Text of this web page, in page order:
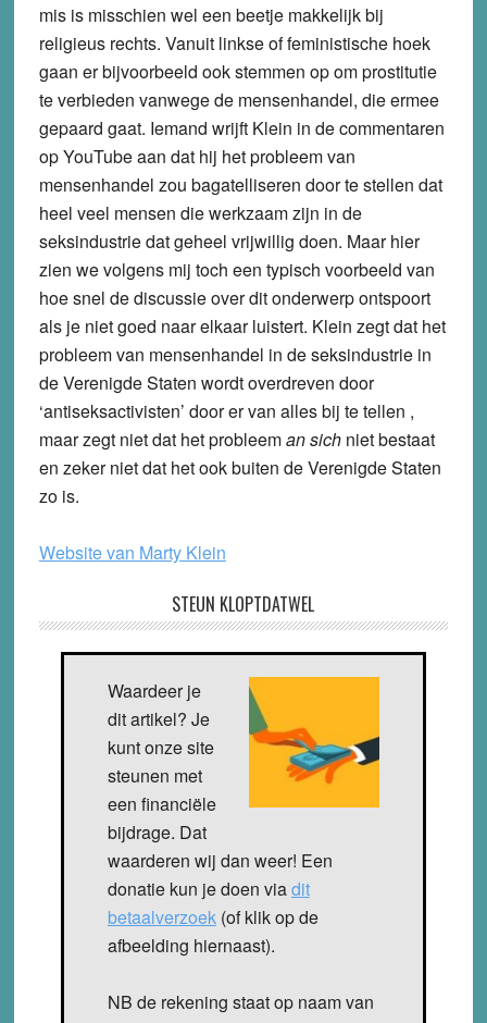
mis is misschien wel een beetje makkelijk bij
religieus rechts. Vanuit linkse of feministische hoek
gaan er bijvoorbeeld ook stemmen op om prostitutie
te verbieden vanwege de mensenhandel, die ermee
gepaard gaat. Iemand wrijft Klein in de commentaren
op YouTube aan dat hij het probleem van
mensenhandel zou bagatelliseren door te stellen dat
heel veel mensen die werkzaam zijn in de
seksindustrie dat geheel vrijwillig doen. Maar hier
zien we volgens mij toch een typisch voorbeeld van
hoe snel de discussie over dit onderwerp ontspoort
als je niet goed naar elkaar luistert. Klein zegt dat het
probleem van mensenhandel in de seksindustrie in
de Verenigde Staten wordt overdreven door
‘antiseksactivisten’ door er van alles bij te tellen ,
maar zegt niet dat het probleeman sichniet bestaat
en zeker niet dat het ook buiten de Verenigde Staten
zo is.
Website van Marty Klein
STEUN KLOPTDATWEL
Waardeer je
dit artikel? Je
kunt onze site
steunen met
een financiële
bijdrage. Dat
waarderen wij dan weer! Een
donatie kun je doen viadit
betaalverzoek(of klik op de
afbeelding hiernaast).
NB de rekening staat op naam van